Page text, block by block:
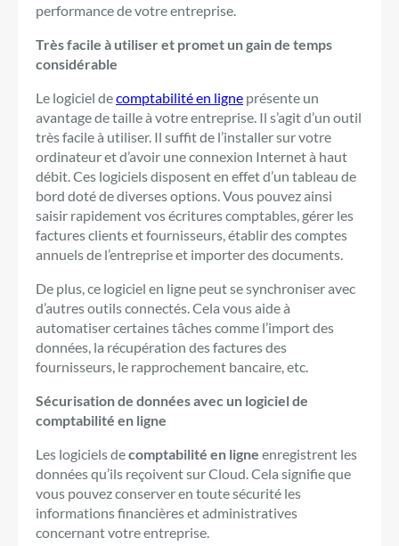
performance de votre entreprise.
Très facile à utiliser et promet un gain de temps
considérable
Le logiciel decomptabilité en ligne présente un
avantage de taille à votre entreprise. Il s’agit d’un outil
très facile à utiliser. Il suffit de l’installer sur votre
ordinateur et d’avoir une connexion Internet à haut
débit. Ces logiciels disposent en effet d’un tableau de
bord doté de diverses options. Vous pouvez ainsi
saisir rapidement vos écritures comptables, gérer les
factures clients et fournisseurs, établir des comptes
annuels de l’entreprise et importer des documents.
De plus, ce logiciel en ligne peut se synchroniser avec
d’autres outils connectés. Cela vous aide à
automatiser certaines tâches comme l’import des
données, la récupération des factures des
fournisseurs, le rapprochement bancaire, etc.
Sécurisation de données avec un logiciel de
comptabilité en ligne
Les logiciels decomptabilité en ligne enregistrent les
données qu’ils reçoivent sur Cloud. Cela signifie que
vous pouvez conserver en toute sécurité les
informations financières et administratives
concernant votre entreprise.